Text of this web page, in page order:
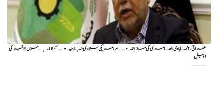
عراقی رہنما ہادی العامری کی مزاحمت سے امریکی سعودی جارحیت کے جواب میں تاخیر کی
اپیل